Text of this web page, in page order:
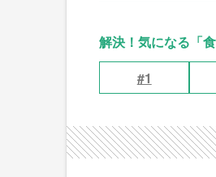
解決！気になる「
#1